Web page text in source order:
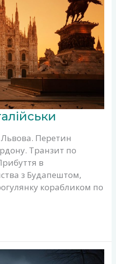
Львова. Перетин
Транзит по
в
з Будапештом,
корабликом по